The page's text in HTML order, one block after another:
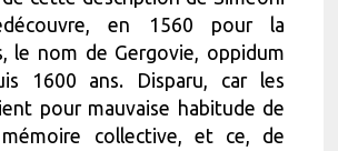
en 1560 pour la
le nom de Gergovie, oppidum
1600 ans. Disparu, car les
pour mauvaise habitude de
collective, et ce, de